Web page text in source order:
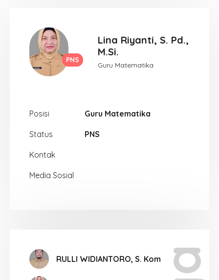
PNS
Lina Riyanti, S. Pd.,
M.Si.
Guru Matematika
Posisi Guru Matematika
Status PNS
Kontak
Media Sosial
RULLI WIDIANTORO, S. Kom